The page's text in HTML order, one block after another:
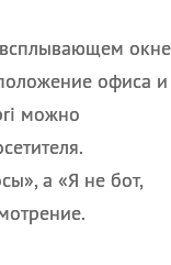
окне
офиса и
можно
а «Я не бот,